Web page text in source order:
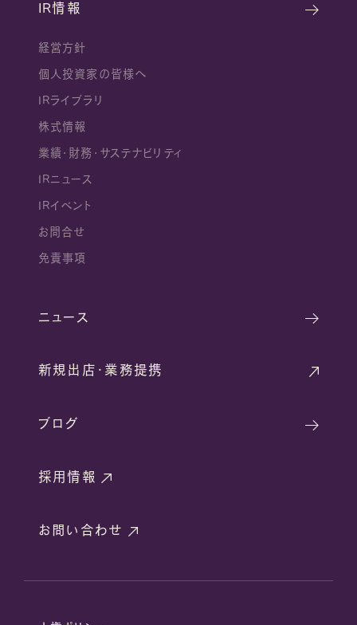
IR情報
経営方針
個人投資家の皆様へ
IRライブラリ
株式情報
業績・財務・サステナビリティ
IRニュース
IRイベント
お問合せ
免責事項
ニュース
新規出店・業務提携
ブログ
採用情報
お問い合わせ